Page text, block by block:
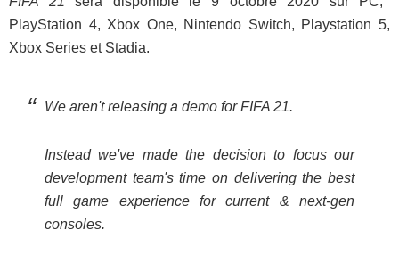
PlayStation 4, Xbox One, Nintendo Switch, Playstation 5,
Xbox Series et Stadia.
We aren't releasing a demo for FIFA 21.
Instead we've made the decision to focus our
development team's time on delivering the best
full game experience for current & next-gen
consoles.